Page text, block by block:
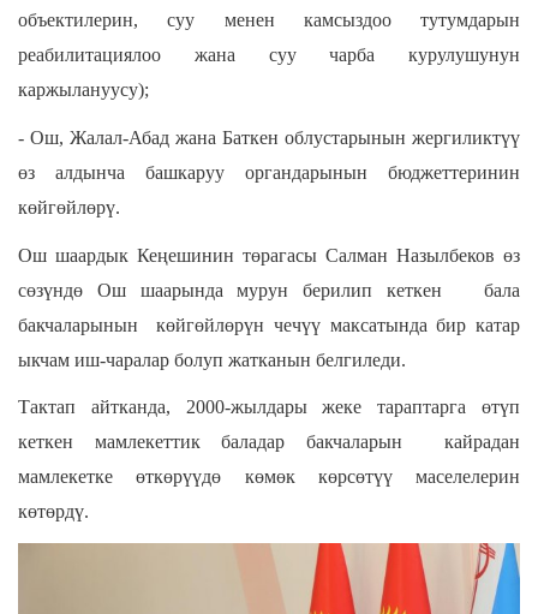
объектилерин, суу менен камсыздоо тутумдарын
реабилитациялоо жана суу чарба курулушунун
каржылануусу);
- Ош, Жалал-Абад жана Баткен облустарынын жергиликтүү
өз алдынча башкаруу органдарынын бюджеттеринин
көйгөйлөрү.
Ош шаардык Кеңешинин төрагасы Салман Назылбеков өз
сөзүндө Ош шаарында мурун берилип кеткен бала
бакчаларынын көйгөйлөрүн чечүү максатында бир катар
ыкчам иш-чаралар болуп жатканын белгиледи.
Тактап айтканда, 2000-жылдары жеке тараптарга өтүп
кеткен мамлекеттик баладар бакчаларын кайрадан
мамлекетке өткөрүүдө көмөк көрсөтүү маселелерин
көтөрдү.